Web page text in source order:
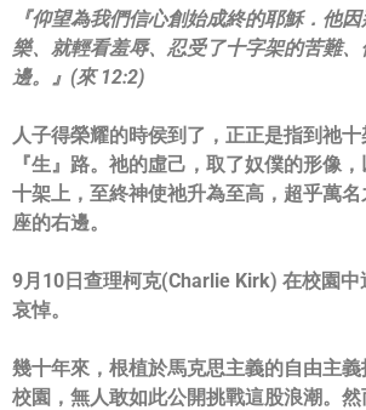
『仰望為我們信心創始成終的耶穌．他
樂、 就輕看羞辱、忍受了十字架的苦難
邊。』(來 12:2)
人子得榮耀的時侯到了，正正是指到祂
『生』 路。祂的虛己，取了奴僕的形像
十架上， 至終神使祂升為至高，超乎萬
座的右邊。
9月10日查理柯克(Charlie Kirk) 在校園中
哀悼。
幾十年來，根植於馬克思主義的自由主
校園， 無人敢如此公開挑戰這股浪潮。然